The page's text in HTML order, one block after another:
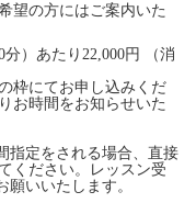
望の方にはご案内いた
）あたり22,000円 （消
枠にてお申し込みくだ
お時間をお知らせいた
指定をされる場合、直接
ください。レッスン受
願いいたします。